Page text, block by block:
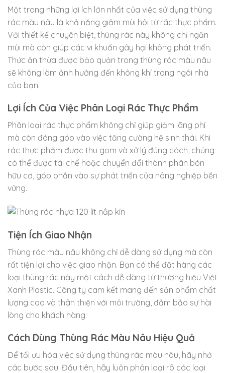
Một trong những lợi ích lớn nhất của việc sử dụng thùng
rác màu nâu là khả năng giảm mùi hôi từ rác thực phẩm.
Với thiết kế chuyên biệt, thùng rác này không chỉ ngăn
mùi mà còn giúp các vi khuẩn gây hại không phát triển.
Thức ăn thừa được bảo quản trong thùng rác màu nâu
sẽ không làm ảnh hưởng đến không khí trong ngôi nhà
của bạn.
Lợi Ích Của Việc Phân Loại Rác Thực Phẩm
Phân loại rác thực phẩm không chỉ giúp giảm lãng phí
mà còn đóng góp vào việc tăng cường hệ sinh thái. Khi
rác thực phẩm được thu gom và xử lý đúng cách, chúng
có thể được tái chế hoặc chuyển đổi thành phân bón
hữu cơ, góp phần vào sự phát triển của nông nghiệp bền
vững.
Tiện Ích Giao Nhận
Thùng rác màu nâu không chỉ dễ dàng sử dụng mà còn
rất tiện lợi cho việc giao nhận. Bạn có thể đặt hàng các
loại thùng rác này một cách dễ dàng từ thương hiệu Việt
Xanh Plastic. Công ty cam kết mang đến sản phẩm chất
lượng cao và thân thiện với môi trường, đảm bảo sự hài
lòng cho khách hàng.
Cách Dùng Thùng Rác Màu Nâu Hiệu Quả
Để tối ưu hóa việc sử dụng thùng rác màu nâu, hãy nhớ
các bước sau: Đầu tiên, hãy luôn phân loại rõ các loại